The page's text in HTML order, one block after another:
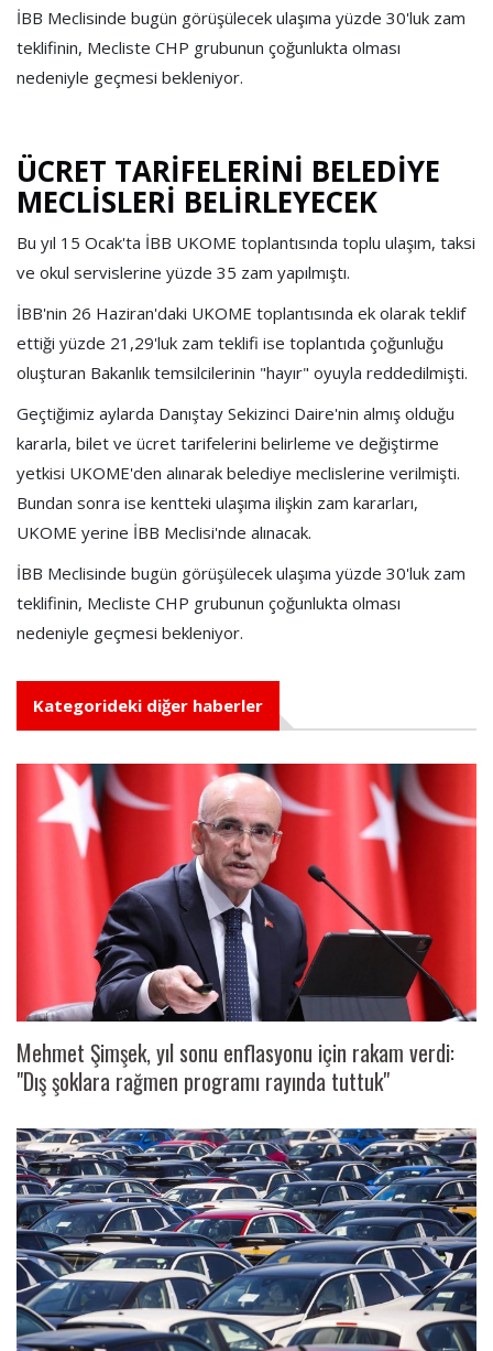
İBB Meclisinde bugün görüşülecek ulaşıma yüzde 30'luk zam
teklifinin, Mecliste CHP grubunun çoğunlukta olması
nedeniyle geçmesi bekleniyor.
ÜCRET TARİFELERİNİ BELEDİYE
MECLİSLERİ BELİRLEYECEK
Bu yıl 15 Ocak'ta İBB UKOME toplantısında toplu ulaşım, taksi
ve okul servislerine yüzde 35 zam yapılmıştı.
İBB'nin 26 Haziran'daki UKOME toplantısında ek olarak teklif
ettiği yüzde 21,29'luk zam teklifi ise toplantıda çoğunluğu
oluşturan Bakanlık temsilcilerinin "hayır" oyuyla reddedilmişti.
Geçtiğimiz aylarda Danıştay Sekizinci Daire'nin almış olduğu
kararla, bilet ve ücret tarifelerini belirleme ve değiştirme
yetkisi UKOME'den alınarak belediye meclislerine verilmişti.
Bundan sonra ise kentteki ulaşıma ilişkin zam kararları,
UKOME yerine İBB Meclisi'nde alınacak.
İBB Meclisinde bugün görüşülecek ulaşıma yüzde 30'luk zam
teklifinin, Mecliste CHP grubunun çoğunlukta olması
nedeniyle geçmesi bekleniyor.
Kategorideki diğer haberler
Mehmet Şimşek, yıl sonu enflasyonu için rakam verdi:
"Dış şoklara rağmen programı rayında tuttuk"